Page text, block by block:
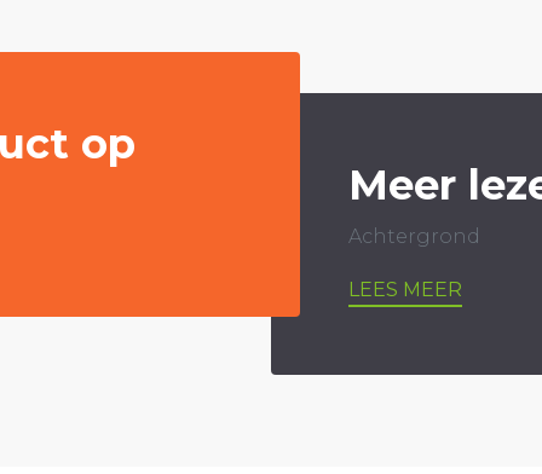
op
Meer
Achtergrond
LEES MEER